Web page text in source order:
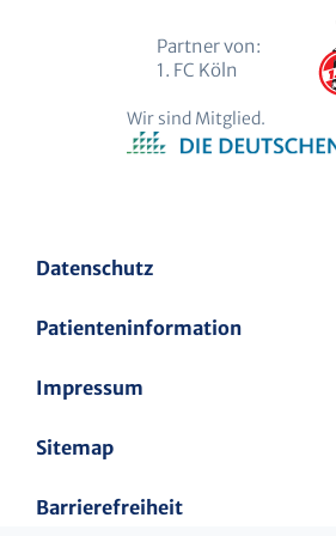
Datenschutz
Patienteninformation
Impressum
Sitemap
Barrierefreiheit
Partner von:
1. FC Köln
Wir sind Mitglied.